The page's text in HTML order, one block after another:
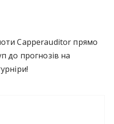
Capperauditor прямо
до прогнозів на